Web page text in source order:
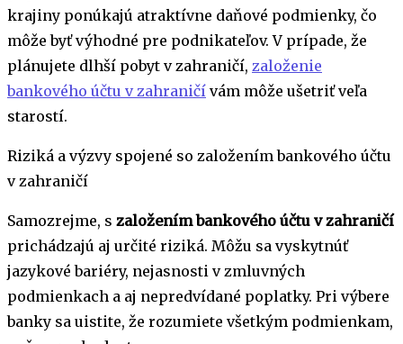
krajiny ponúkajú atraktívne daňové podmienky, čo
môže byť výhodné pre podnikateľov. V prípade, že
plánujete dlhší pobyt v zahraničí, založenie
bankového účtu v zahraničí vám môže ušetriť veľa
starostí.
Riziká a výzvy spojené so založením bankového účtu
v zahraničí
Samozrejme, s založením bankového účtu v zahraničí
prichádzajú aj určité riziká. Môžu sa vyskytnúť
jazykové bariéry, nejasnosti v zmluvných
podmienkach a aj nepredvídané poplatky. Pri výbere
banky sa uistite, že rozumiete všetkým podmienkam,